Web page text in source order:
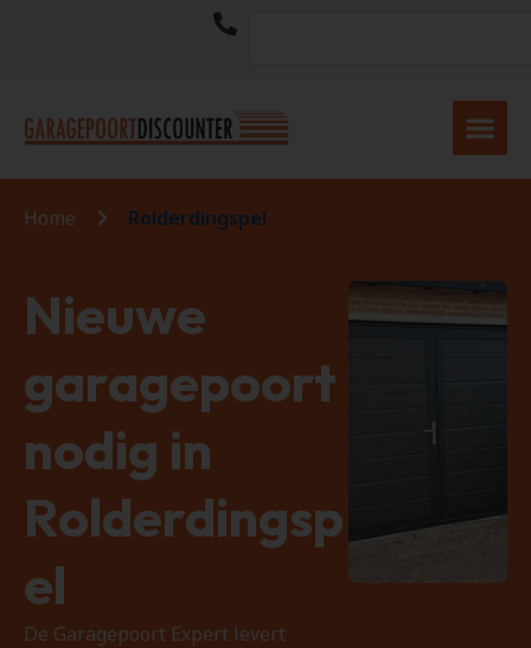
Home Rolderdingspel
Nieuwe
garagepoort
nodig in
Rolderdingsp
el
De Garagepoort Expert levert